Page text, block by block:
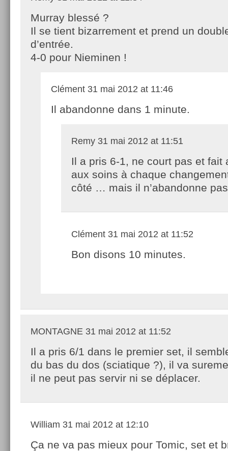
Murray blessé ?
Il se tient bizarrement et prend un
d’entrée.
4-0 pour Nieminen !
Clément 31 mai 2012 at 11:46
Il abandonne dans 1 minute.
Remy 31 mai 2012 at 11:51
Il a pris 6-1, ne court pas et fait
aux soins à chaque
côté … mais il n’abandonne
Clément 31 mai 2012 at 11:52
Bon disons 10 minutes.
MONTAGNE 31 mai 2012 at 11:52
Il a pris 6/1 dans le premier set, il
du bas du dos (sciatique ?), il va
il ne peut pas servir ni se déplacer.
William 31 mai 2012 at 12:10
Ça ne va pas mieux pour Tomic, set et